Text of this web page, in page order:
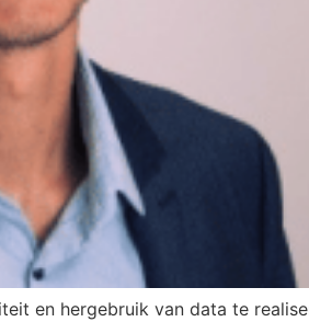
en hergebruik van data te